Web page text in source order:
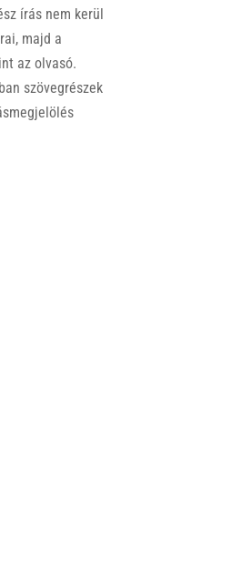
írás nem kerül
majd a
az olvasó.
szövegrészek